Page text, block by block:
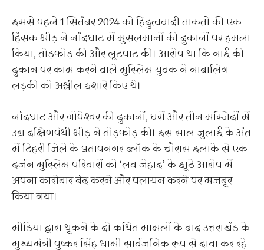
इससे पहले 1 सितंबर 2024 को हिंदुत्ववादी ताकतों की एक
हिंसक भीड़ ने नांदघाट में मुसलमानों की दुकानों पर हमला
किया, तोड़फोड़ की और लूटपाट की। आरोप था कि नाई की
दुकान पर काम करने वाले मुस्लिम युवक ने नाबालिग
लड़की को अश्लील इशारे किए थे।
नांदघाट और गोपेश्वर की दुकानों, घरों और तीन मस्जिदों में
उग्र दक्षिणपंथी भीड़ ने तोड़फोड़ की। इस साल जुलाई के अंत
में टिहरी जिले के प्रतापनगर ब्लॉक के चौरास इलाके से एक
दर्जन मुस्लिम परिवारों को ‘लव जेहाद’ के झूठे आरोप में
अपना कारोबार बंद करने और पलायन करने पर मजबूर
किया गया।
मीडिया द्वारा थूकने के दो कथित मामलों के बाद उत्तराखंड के
मुख्यमंत्री पुष्कर सिंह धामी सार्वजनिक रूप से दावा कर रहे